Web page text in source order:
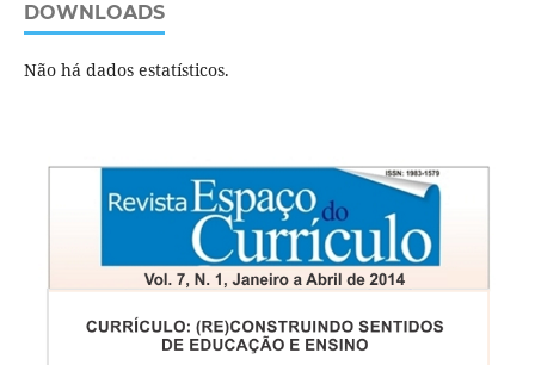
DOWNLOADS
Não há dados estatísticos.